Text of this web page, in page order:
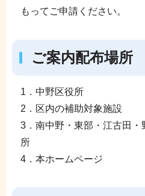
もってご申請ください。
ご案内配布場所
1．中野区役所
2．区内の補助対象施設
3．南中野・東部・江古田
所
4．本ホームページ